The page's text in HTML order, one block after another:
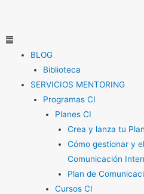
contenido
Menú
BLOG
Biblioteca
SERVICIOS MENTORING
Programas CI
Planes CI
Crea y lanza tu
Cómo gestionar y
Comunicación
Plan de
Cursos CI